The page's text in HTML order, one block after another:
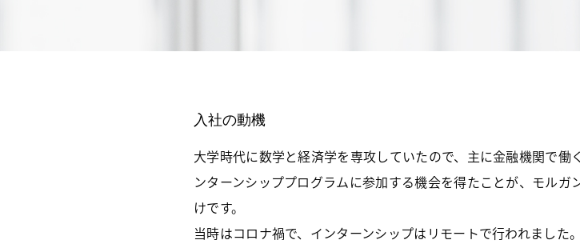
入社の動機
大学時代に数学と経済学を専攻していたので、主に金融機関で
ンターンシッププログラムに参加する機会を得たことが、モル
けです。
当時はコロナ禍で、インターンシップはリモートで行われまし